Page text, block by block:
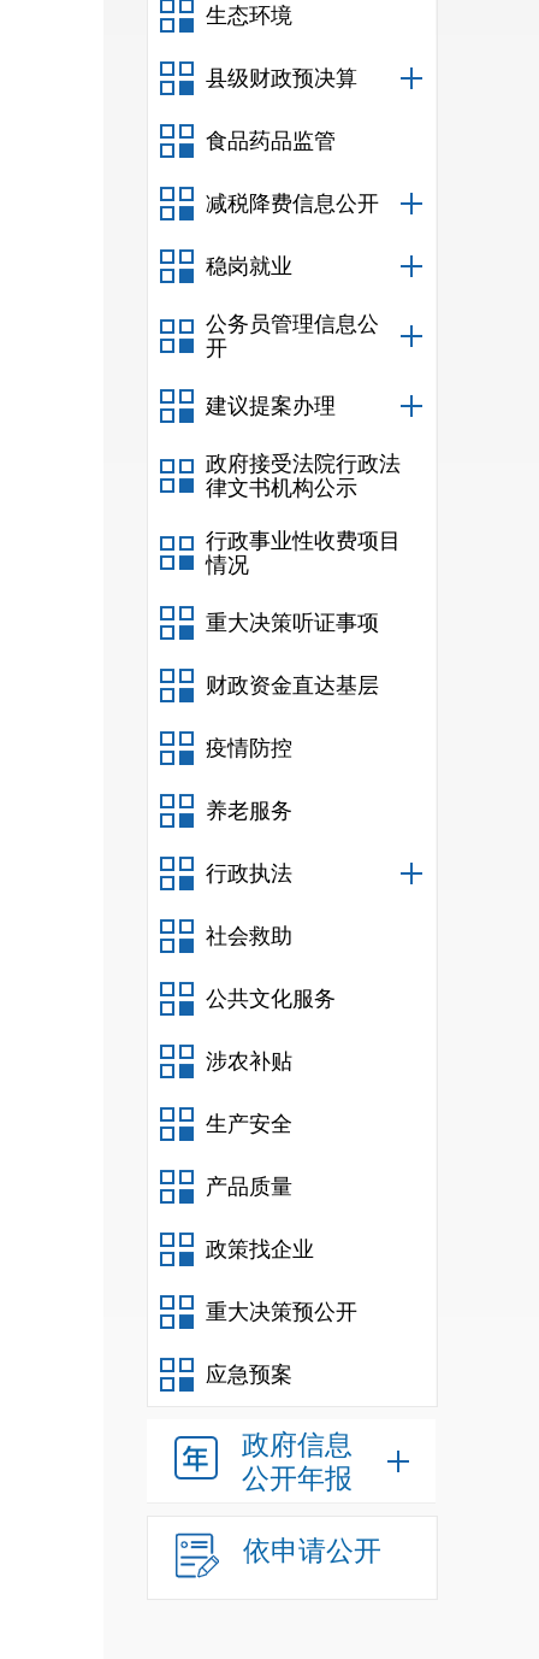
生态环境
县级财政预决算
食品药品监管
减税降费信息公开
稳岗就业
公务员管理信息公
开
建议提案办理
政府接受法院行政法
律文书机构公示
行政事业性收费项目
情况
重大决策听证事项
财政资金直达基层
疫情防控
养老服务
行政执法
社会救助
公共文化服务
涉农补贴
生产安全
产品质量
政策找企业
重大决策预公开
应急预案
政府信息
公开年报
依申请公开